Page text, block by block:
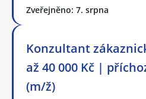
Zveřejněno: 7. srpna
Konzultant
až 40 000 Kč |
(m/ž)